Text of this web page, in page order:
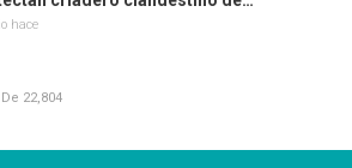
hace
De 22,804